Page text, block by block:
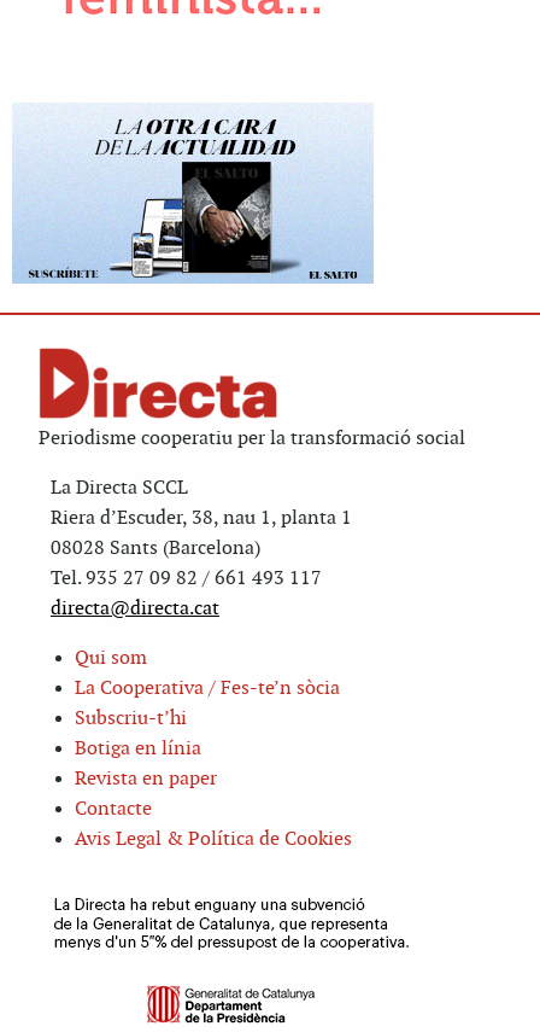
Periodisme cooperatiu per la transformació social
La Directa SCCL
Riera d’Escuder, 38, nau 1, planta 1
08028 Sants (Barcelona)
Tel. 935 27 09 82 / 661 493 117
directa@directa.cat
Qui som
La Cooperativa / Fes-te’n sòcia
Subscriu-t’hi
Botiga en línia
Revista en paper
Contacte
Avis Legal & Política de Cookies